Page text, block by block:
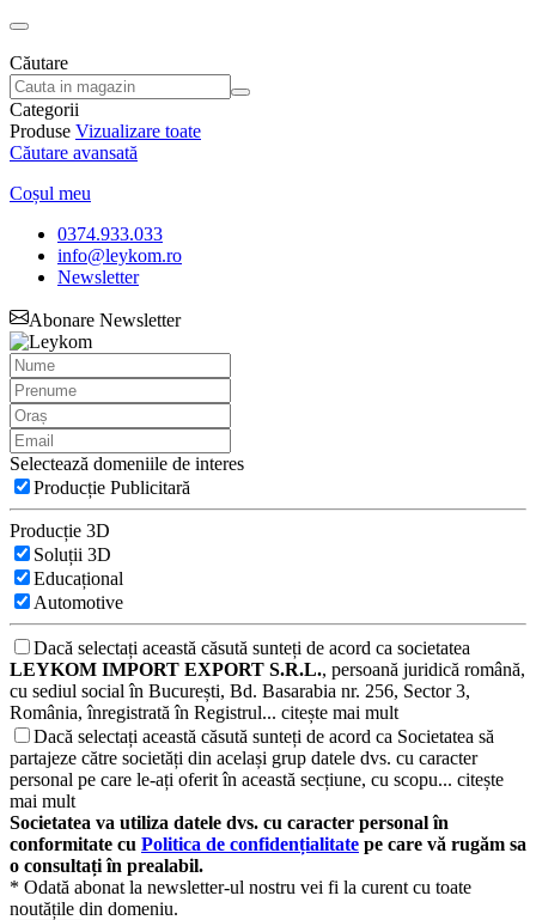
Căutare
Categorii
Produse Vizualizare toate
Căutare avansată
Coșul meu
0374.933.033
info@leykom.ro
Newsletter
Abonare Newsletter
Selectează domeniile de interes
Producție Publicitară
Producție 3D
Soluții 3D
Educațional
Automotive
Dacă selectați această căsută sunteți de acord ca societatea
LEYKOM IMPORT EXPORT S.R.L., persoană juridică română,
cu sediul social în București, Bd. Basarabia nr. 256, Sector 3,
România, înregistrată în Registrul... citește mai mult
Dacă selectați această căsută sunteți de acord ca Societatea să
partajeze către societăți din același grup datele dvs. cu caracter
personal pe care le-ați oferit în această secțiune, cu scopu... citește
mai mult
Societatea va utiliza datele dvs. cu caracter personal în
conformitate cu Politica de confidențialitate pe care vă rugăm sa
o consultați în prealabil.
* Odată abonat la newsletter-ul nostru vei fi la curent cu toate
noutățile din domeniu.